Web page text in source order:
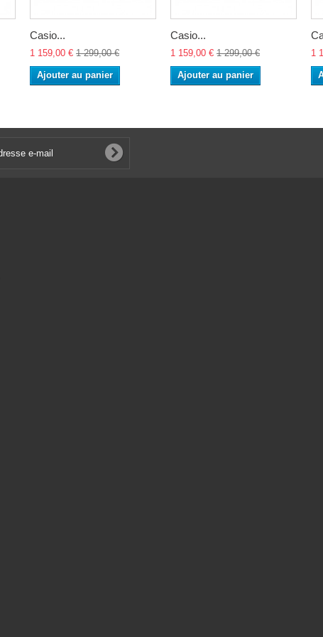
Casio...
1 159,00 € 1 299,00 €
Ajouter au panier
Casio...
1 159,00 € 1 299,00 €
Ajouter au panier
1